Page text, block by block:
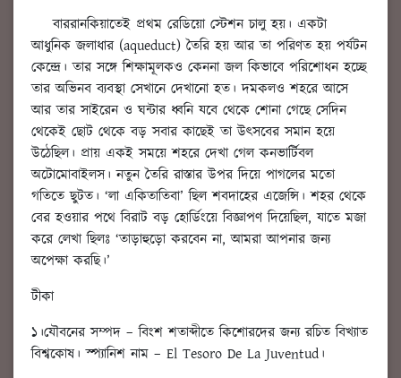
বাররানকিয়াতেই প্রথম রেডিয়ো স্টেশন চালু হয়। একটা
আধুনিক জলাধার (aqueduct) তৈরি হয় আর তা পরিণত হয় পর্যটন
কেন্দ্রে। তার সঙ্গে শিক্ষামূলকও কেননা জল কিভাবে পরিশোধন হচ্ছে
তার অভিনব ব্যবস্থা সেখানে দেখানো হত। দমকলও শহরে আসে
আর তার সাইরেন ও ঘন্টার ধ্বনি যবে থেকে শোনা গেছে সেদিন
থেকেই ছোট থেকে বড় সবার কাছেই তা উৎসবের সমান হয়ে
উঠেছিল। প্রায় একই সময়ে শহরে দেখা গেল কনভার্টিবল
অটোমোবাইলস। নতুন তৈরি রাস্তার উপর দিয়ে পাগলের মতো
গতিতে ছুটত। ‘লা একিতাতিবা’ ছিল শবদাহের এজেন্সি। শহর থেকে
বের হওয়ার পথে বিরাট বড় হোর্ডিংয়ে বিজ্ঞাপণ দিয়েছিল, যাতে মজা
করে লেখা ছিলঃ ‘তাড়াহুড়ো করবেন না, আমরা আপনার জন্য
অপেক্ষা করছি।’
টীকা
১।যৌবনের সম্পদ – বিংশ শতাব্দীতে কিশোরদের জন্য রচিত বিখ্যাত
বিশ্বকোষ। স্প্যানিশ নাম – El Tesoro De La Juventud।